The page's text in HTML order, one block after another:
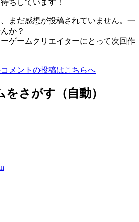
ちしています！
まだ感想が投稿されていません。一
か？
ゲームクリエイターにとって次回作
メントの投稿はこちらへ
さがす（自動）